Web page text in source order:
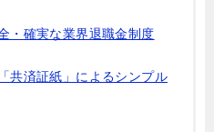
・確実な業界退職金制度
共済証紙」によるシンプル